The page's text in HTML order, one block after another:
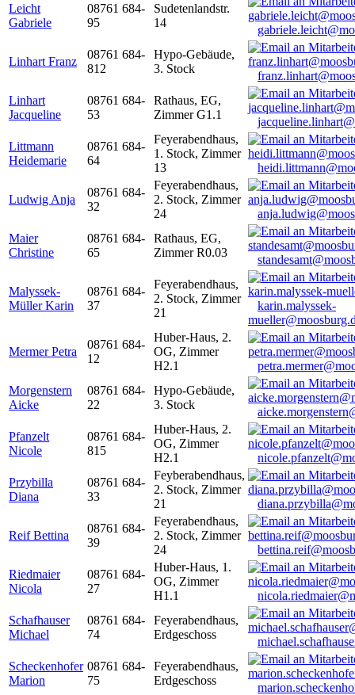
Leicht
Gabriele
08761 684-
95
Sudetenlandstr.
14
Linhart Franz
08761 684-
812
Hypo-Gebäude,
3. Stock
Linhart
Jacqueline
08761 684-
53
Rathaus, EG,
Zimmer G1.1
Littmann
Heidemarie
08761 684-
64
Feyerabendhaus,
1. Stock, Zimmer
13
Ludwig Anja
08761 684-
32
Feyerabendhaus,
2. Stock, Zimmer
24
Maier
Christine
08761 684-
65
Rathaus, EG,
Zimmer R0.03
Malyssek-
Müller Karin
08761 684-
37
Feyerabendhaus,
2. Stock, Zimmer
21
karin.malyssek-
Mermer Petra
08761 684-
12
Huber-Haus, 2.
OG, Zimmer
H2.1
Morgenstern
Aicke
08761 684-
22
Hypo-Gebäude,
3. Stock
Pfanzelt
Nicole
08761 684-
815
Huber-Haus, 2.
OG, Zimmer
H2.1
Przybilla
Diana
08761 684-
33
Feyberabendhaus,
2. Stock, Zimmer
21
Reif Bettina
08761 684-
39
Feyerabendhaus,
2. Stock, Zimmer
24
Riedmaier
Nicola
08761 684-
27
Huber-Haus, 1.
OG, Zimmer
H1.1
Schafhauser
Michael
08761 684-
74
Feyerabendhaus,
Erdgeschoss
Scheckenhofer
Marion
08761 684-
75
Feyerabendhaus,
Erdgeschoss